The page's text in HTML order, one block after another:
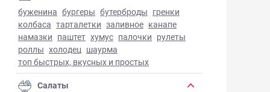
буженина бургеры бутерброды гренки
колбаса тарталетки заливное канапе
намазки паштет хумус палочки рулеты
роллы холодец шаурма
топ быстрых, вкусных и простых
Салаты